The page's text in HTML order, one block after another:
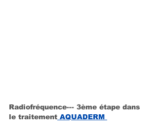
Radiofréquence--- 3ème étape dans
le traitement AQUADERM